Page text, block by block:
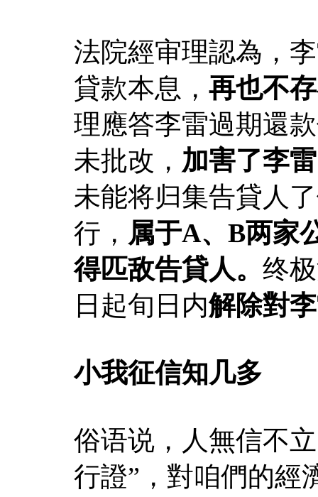
法院經审理認為，
貸款本息， 再也不
理應答李雷過期還
未批改， 加害了李
未能将归集告貸人
行， 属于A、B两家
得匹敌告貸人。 终
日起旬日内解除對
小我征信知几多
俗语说，人無信不
行證”，對咱們的經